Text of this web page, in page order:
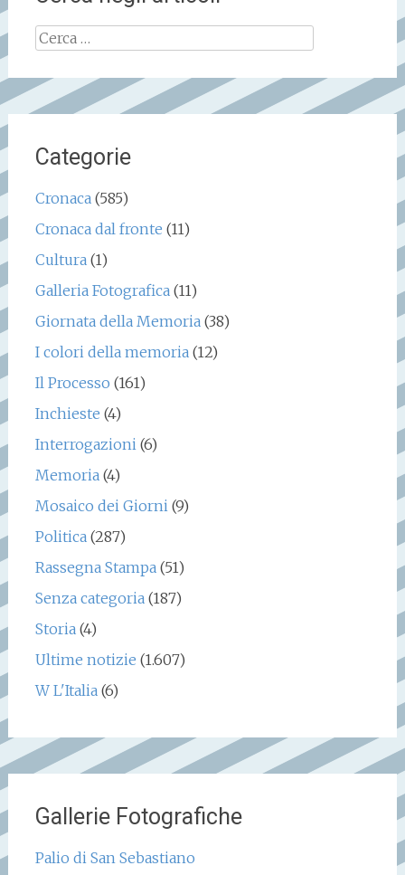
Ricerca
Categorie
Cronaca(585)
Cronaca dal fronte (11)
Cultura(1)
Galleria Fotografica(11)
Giornata della Memoria(38)
I colori della memoria(12)
Il Processo (161)
Inchieste (4)
Interrogazioni(6)
Memoria(4)
Mosaico dei Giorni(9)
Politica(287)
Rassegna Stampa(51)
Senza categoria(187)
Storia(4)
Ultime notizie (1.607)
W L'Italia(6)
Gallerie Fotografiche
Palio di San Sebastiano